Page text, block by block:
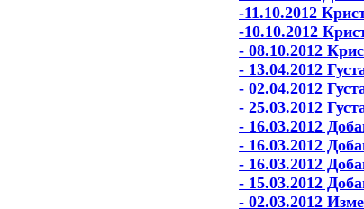
-11.10.2012
-10.10.2012
- 08.10.2012
- 13.04.2012
- 02.04.2012
- 25.03.2012
- 16.03.2012
- 16.03.2012
- 16.03.2012
- 15.03.2012
- 02.03.2012